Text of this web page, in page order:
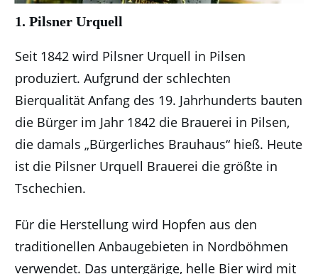
1. Pilsner Urquell
Seit 1842 wird Pilsner Urquell in Pilsen
produziert. Aufgrund der schlechten
Bierqualität Anfang des 19. Jahrhunderts bauten
die Bürger im Jahr 1842 die Brauerei in Pilsen,
die damals „Bürgerliches Brauhaus“ hieß. Heute
ist die Pilsner Urquell Brauerei die größte in
Tschechien.
Für die Herstellung wird Hopfen aus den
traditionellen Anbaugebieten in Nordböhmen
verwendet. Das untergärige, helle Bier wird mit